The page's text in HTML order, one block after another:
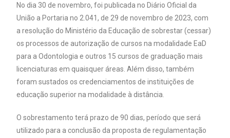
No dia 30 de novembro, foi publicada no Diário Oficial da
União a Portaria no 2.041, de 29 de novembro de 2023, com
a resolução do Ministério da Educação de sobrestar (cessar)
os processos de autorização de cursos na modalidade EaD
para a Odontologia e outros 15 cursos de graduação mais
licenciaturas em quaisquer áreas. Além disso, também
foram sustados os credenciamentos de instituições de
educação superior na modalidade à distância.
O sobrestamento terá prazo de 90 dias, período que será
utilizado para a conclusão da proposta de regulamentação